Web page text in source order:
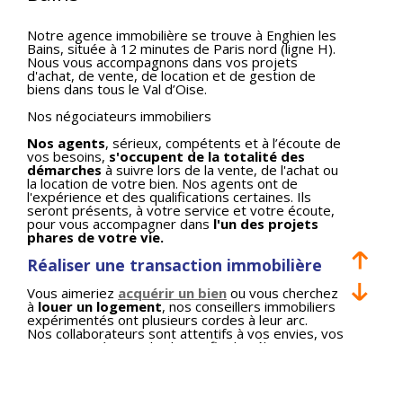
Notre agence immobilière se trouve à Enghien les
Bains, située à 12 minutes de Paris nord (ligne H).
Nous vous accompagnons dans vos projets
d'achat, de vente, de location et de gestion de
biens dans tous le Val d’Oise.
Nos négociateurs immobiliers
Nos agents, sérieux, compétents et à l’écoute de
vos besoins, s'occupent de la totalité des
démarches à suivre lors de la vente, de l'achat ou
la location de votre bien. Nos agents ont de
l'expérience et des qualifications certaines. Ils
seront présents, à votre service et votre écoute,
pour vous accompagner dans l'un des projets
phares de votre vie.
Réaliser une transaction immobilière
Vous aimeriez acquérir un bien ou vous cherchez
à louer un logement, nos conseillers immobiliers
expérimentés ont plusieurs cordes à leur arc.
Nos collaborateurs sont attentifs à vos envies, vos
attentes et à votre budget, afin de sélectionner